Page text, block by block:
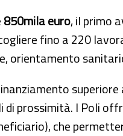
850mila euro, il primo
fino a 220
orientamento
superiore
prossimità. I Poli
che